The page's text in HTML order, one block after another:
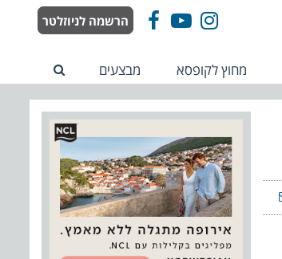
FacebookYouTube
Instagram הרשמה לניוזלטר
מחוץ לקופסא מבצעים